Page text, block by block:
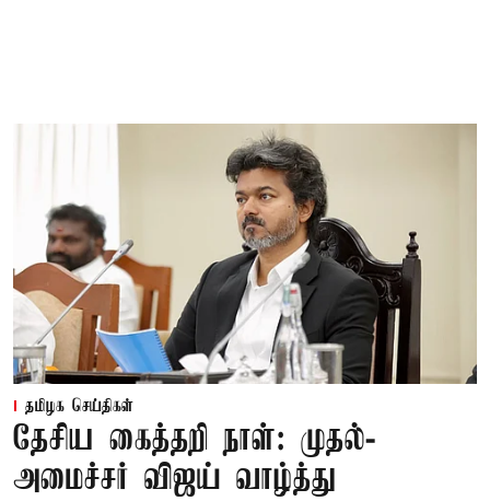
தமிழக செய்திகள்
தேசிய கைத்தறி நாள்: முதல்-
அமைச்சர் விஜய் வாழ்த்து